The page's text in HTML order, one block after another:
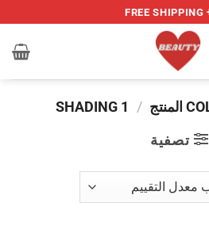
/
تصفية